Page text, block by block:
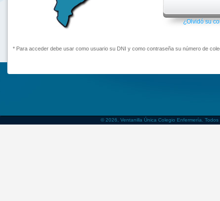
¿Olvidó su
* Para acceder debe usar como usuario su DNI y como contraseña su número de
© 2026, Ventanilla Única Colegio Enfermería.